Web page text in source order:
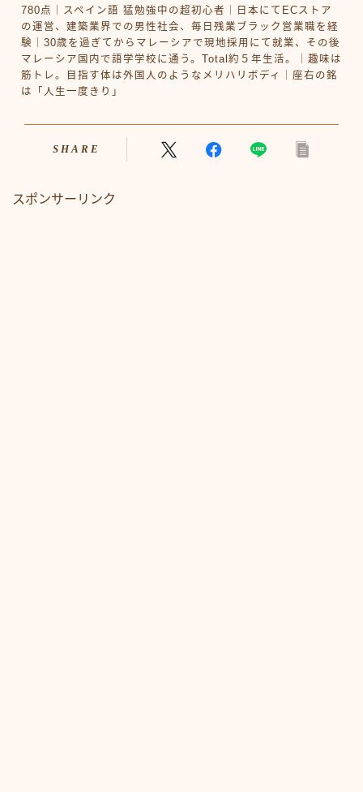
780点｜スペイン語 猛勉強中の超初心者｜日本にてECストア
の運営、建築業界での男性社会、毎日残業ブラック営業職を経
験｜30歳を過ぎてからマレーシアで現地採用にて就業、その後
マレーシア国内で語学学校に通う。Total約５年生活。｜趣味は
筋トレ。目指す体は外国人のようなメリハリボディ｜座右の銘
は「人生一度きり」
SHARE
スポンサーリンク